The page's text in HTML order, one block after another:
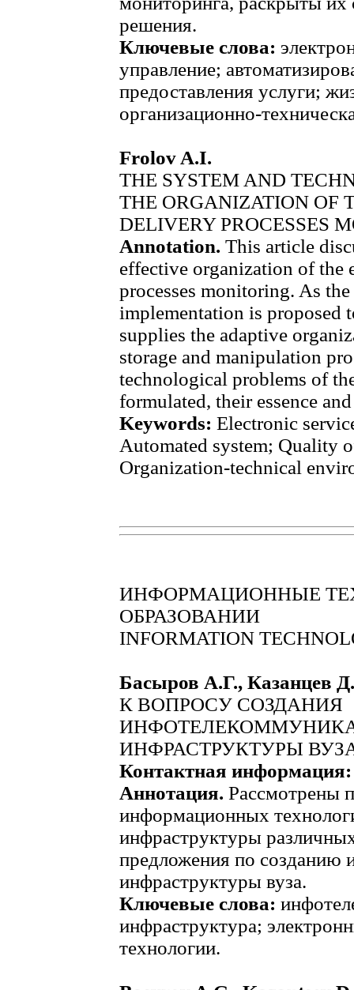
решения.
Ключевые слова:
управление;
предоставления услуги;
организационно-
Frolov A.I.
THE SYSTEM AND
THE ORGANIZATION OF
DELIVERY PROCESSES
Annotation. This article
effective organization of the
processes monitoring. As
implementation is proposed
supplies the adaptive
storage and manipulation
technological problems of
formulated, their essence
Keywords: Еlectronic
Automated system; Quality
Organization-technical
ИНФОРМАЦИОННЫЕ
ОБРАЗОВАНИИ
INFORMATION
Басыров А.Г., Казанцев
К ВОПРОСУ СОЗДАНИЯ
ИНФРАСТРУКТУРЫ
Контактная
Аннотация. Рассмотрены
информационных
инфраструктуры
предложения по созданию
инфраструктуры вуза.
Ключевые слова:
инфраструктура;
технологии.